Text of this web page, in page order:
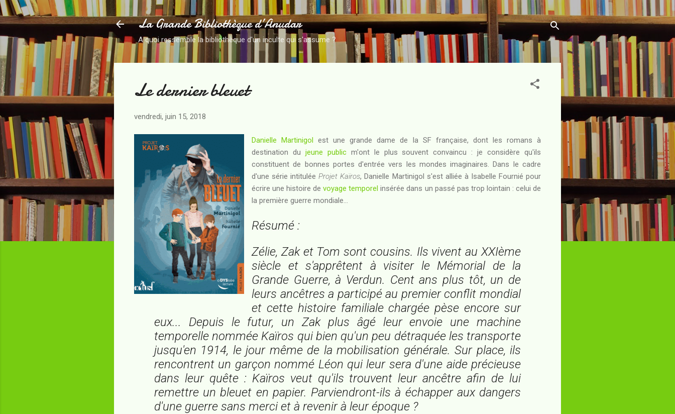
Accéder au contenu principal
La Grande Bibliothèque d’Anudar
A quoi ressemble la bibliothèque d'un inculte qui s'assume ?
Le dernier bleuet
vendredi, juin 15, 2018
Danielle Martinigol est une grande dame de la SF française, dont les romans à
destination du jeune publicm'ont le plus souvent convaincu : je considère qu'ils
constituent de bonnes portes d'entrée vers les mondes imaginaires. Dans le cadre
d'une série intituléeProjet Kaïros, Danielle Martinigol s'est alliée à Isabelle Fournié pour
écrire une histoire devoyage temporel insérée dans un passé pas trop lointain : celui de
la première guerre mondiale...
Résumé :
Zélie, Zak et Tom sont cousins. Ils vivent au XXIème
siècle et s'apprêtent à visiter le Mémorial de la
Grande Guerre, à Verdun. Cent ans plus tôt, un de
leurs ancêtres a participé au premier conflit mondial
et cette histoire familiale chargée pèse encore sur
eux... Depuis le futur, un Zak plus âgé leur envoie une machine
temporelle nommée Kaïros qui bien qu'un peu détraquée les transporte
jusqu'en 1914, le jour même de la mobilisation générale. Sur place, ils
rencontrent un garçon nommé Léon qui leur sera d'une aide précieuse
dans leur quête : Kaïros veut qu'ils trouvent leur ancêtre afin de lui
remettre un bleuet en papier. Parviendront-ils à échapper aux dangers
d'une guerre sans merci et à revenir à leur époque ?